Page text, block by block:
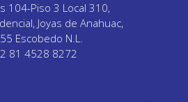
104-Piso 3 Local 310,
Joyas de Anahuac,
Escobedo N.L.
81 4528 8272